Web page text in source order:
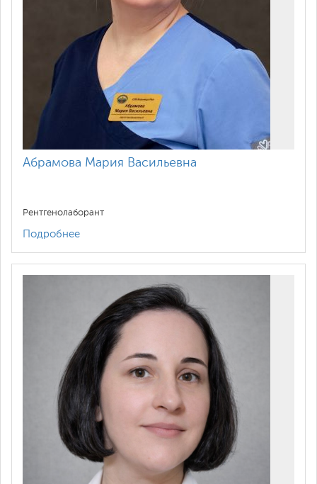
Абрамова Мария Васильевна
Рентгенолаборант
Подробнее